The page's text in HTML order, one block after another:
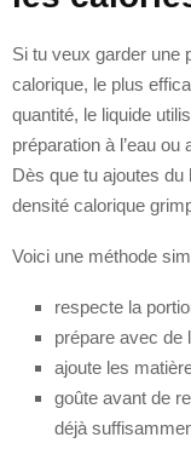
Si tu veux garder une
calorique, le plus
quantité, le liquide
préparation à l’eau
Dès que tu ajoutes du
densité calorique
Voici une méthode
respecte la
prépare avec de
ajoute les
goûte avant de
déjà